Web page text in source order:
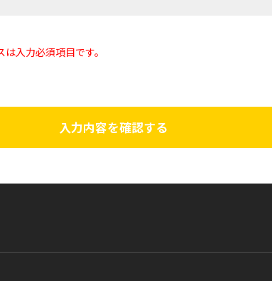
入力必須項目です。
入力内容を確認する